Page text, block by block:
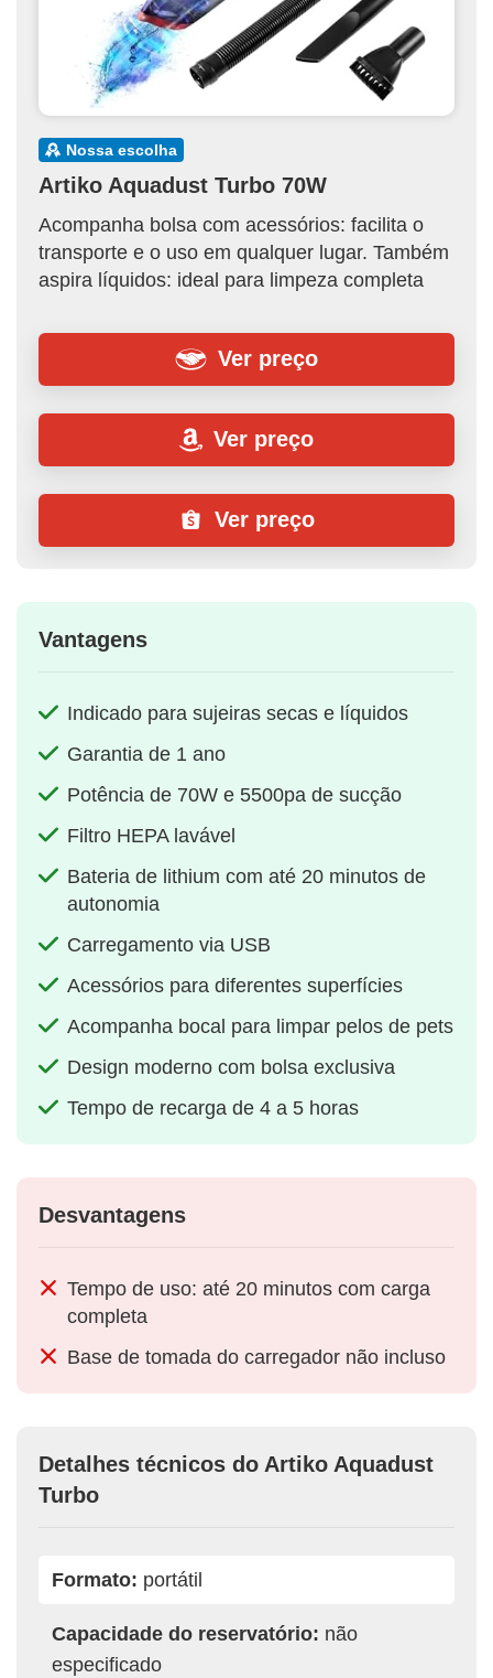
nossa escolha
Artiko Aquadust Turbo 70W
Acompanha bolsa com acessórios: facilita o
transporte e o uso em qualquer lugar. Também
aspira líquidos: ideal para limpeza completa
Ver preço
Ver preço
Ver preço
Vantagens
Indicado para sujeiras secas e líquidos
Garantia de 1 ano
Potência de 70W e 5500pa de sucção
Filtro HEPA lavável
Bateria de lithium com até 20 minutos de
autonomia
Carregamento via USB
Acessórios para diferentes superfícies
Acompanha bocal para limpar pelos de pets
Design moderno com bolsa exclusiva
Tempo de recarga de 4 a 5 horas
Desvantagens
Tempo de uso: até 20 minutos com carga
completa
Base de tomada do carregador não incluso
Detalhes técnicos do Artiko Aquadust
Turbo
Formato: portátil
Capacidade do reservatório: não
especificado